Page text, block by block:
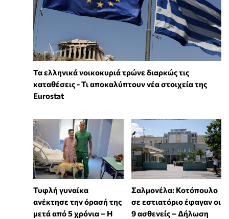
Τα ελληνικά νοικοκυριά τρώνε διαρκώς τις
καταθέσεις - Τι αποκαλύπτουν νέα στοιχεία της
Eurostat
Τυφλή γυναίκα
ανέκτησε την όρασή της
μετά από 5 χρόνια – Η
Σαλμονέλα: Κοτόπουλο
σε εστιατόριο έφαγαν οι
9 ασθενείς – Δήλωση